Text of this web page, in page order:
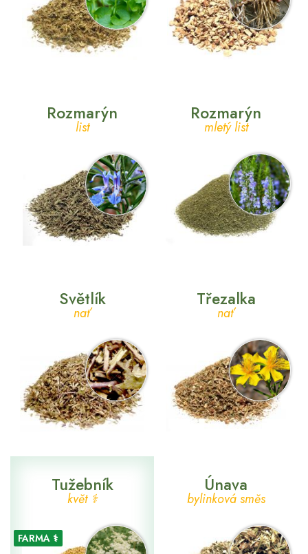
Rozmarýn
list
Rozmarýn
mletý list
Světlík
nať
Třezalka
nať
Tužebník
květ ⚕
FARMA ⚕
Únava
bylinková směs